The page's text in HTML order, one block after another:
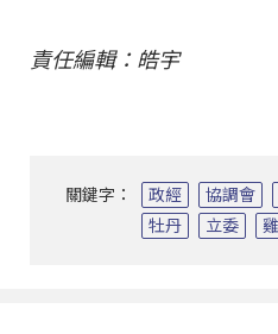
責任編輯：皓宇
關鍵字： 政經 協調會
牡丹
立委